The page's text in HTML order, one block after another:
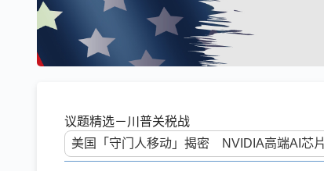
议题精选－川普关税战